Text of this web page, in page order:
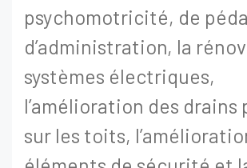
psychomotricité, de
d’administration, la
systèmes électriques,
l’amélioration des drains
sur les toits,